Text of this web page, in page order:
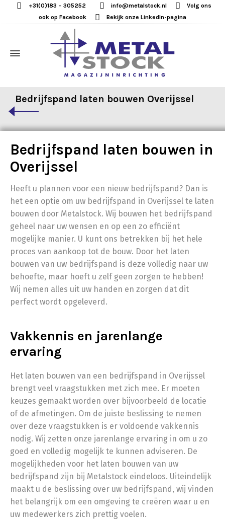
+31(0)183 – 305252 info@metalstock.nl
Volg ons
ook op Facebook
Bekijk onze LinkedIn-pagina
Bedrijfspand laten bouwen Overijssel
Bedrijfspand laten bouwen in
Overijssel
Heeft u plannen voor een nieuw bedrijfspand? Dan is
het een optie om uw bedrijfspand in Overijssel te laten
bouwen door Metalstock. Wij bouwen het bedrijfspand
geheel naar uw wensen en op een zo efficiënt
mogelijke manier. U kunt ons betrekken bij het hele
proces van aankoop tot de bouw. Door het laten
bouwen van uw bedrijfspand is deze volledig naar uw
behoefte, maar hoeft u zelf geen zorgen te hebben!
Wij nemen alles uit uw handen en zorgen dat dit
perfect wordt opgeleverd.
Vakkennis en jarenlange
ervaring
Het laten bouwen van een bedrijfspand in Overijssel
brengt veel vraagstukken met zich mee. Er moeten
keuzes gemaakt worden over bijvoorbeeld de locatie
of de afmetingen. Om de juiste beslissing te nemen
over deze vraagstukken is er voldoende vakkennis
nodig. Wij zetten onze jarenlange ervaring in om u zo
goed en volledig mogelijk te kunnen adviseren. De
mogelijkheden voor het laten bouwen van uw
bedrijfspand zijn bij Metalstock eindeloos. Uiteindelijk
maakt u de beslissing over uw bedrijfspand, wij vinden
het belangrijk om een omgeving te creëren waar u en
uw medewerkers zich prettig voelen.